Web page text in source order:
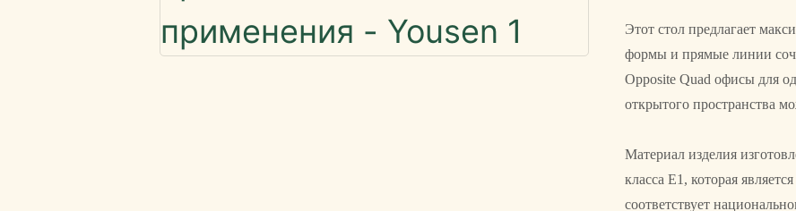
Этот стол предлагает
формы и прямые линии
Opposite Quad офисы для
открытого пространства
Материал изделия
класса Е1, которая
соответствует